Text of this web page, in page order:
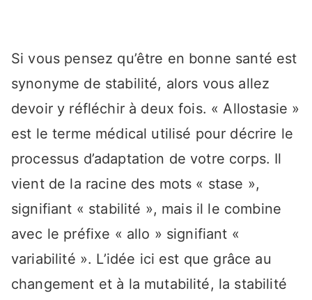
Si vous pensez qu’être en bonne santé est
synonyme de stabilité, alors vous allez
devoir y réfléchir à deux fois. « Allostasie »
est le terme médical utilisé pour décrire le
processus d’adaptation de votre corps. Il
vient de la racine des mots « stase »,
signifiant « stabilité », mais il le combine
avec le préfixe « allo » signifiant «
variabilité ». L’idée ici est que grâce au
changement et à la mutabilité, la stabilité